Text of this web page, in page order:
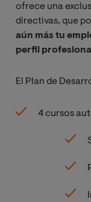
ofrece una
directivas, que
aún más tu
perfil profesional
El Plan de
4 cursos